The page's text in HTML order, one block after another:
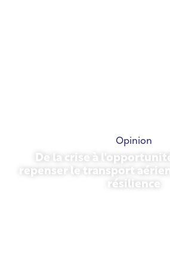
Opinion
De la crise à
repenser le transport
résilience